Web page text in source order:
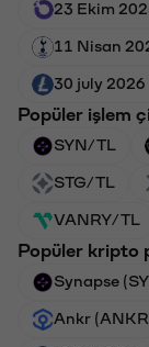
23 Ekim
11 Nisan
30 july
Popüler işlem
SYN/TL
STG/TL
VANRY/TL
Popüler kripto
Synapse
Ankr